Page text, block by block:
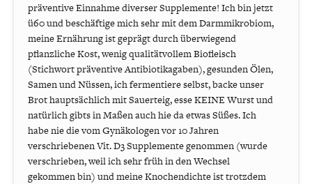
präventive Einnahme diverser Supplemente! Ich bin jetzt
ü60 und beschäftige mich sehr mit dem Darmmikrobiom,
meine Ernährung ist geprägt durch überwiegend
pflanzliche Kost, wenig qualitätvollem Biofleisch
(Stichwort präventive Antibiotikagaben), gesunden Ölen,
Samen und Nüssen, ich fermentiere selbst, backe unser
Brot hauptsächlich mit Sauerteig, esse KEINE Wurst und
natürlich gibts in Maßen auch hie da etwas Süßes. Ich
habe nie die vom Gynäkologen vor 10 Jahren
verschriebenen Vit. D3 Supplemente genommen (wurde
verschrieben, weil ich sehr früh in den Wechsel
gekommen bin) und meine Knochendichte ist trotzdem